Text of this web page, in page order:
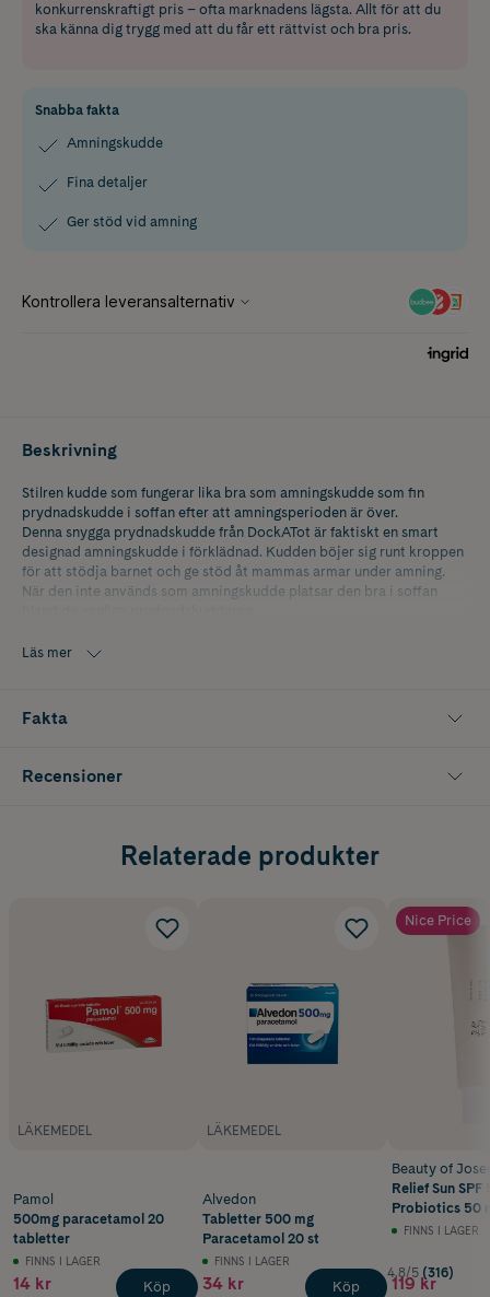
konkurrenskraftigt pris – ofta marknadens lägsta. Allt för att du
ska känna dig trygg med att du får ett rättvist och bra pris.
Snabba fakta
Amningskudde
Fina detaljer
Ger stöd vid amning
Beskrivning
Stilren kudde som fungerar lika bra som amningskudde som fin
prydnadskudde i soffan efter att amningsperioden är över.
Denna snygga prydnadskudde från DockATot är faktiskt en smart
designad amningskudde i förklädnad. Kudden böjer sig runt kroppen
för att stödja barnet och ge stöd åt mammas armar under amning.
När den inte används som amningskudde platsar den bra i soffan
Ger mamma och barn bra stöd vid amning
Egenskaper
Dold dragkedja
Test & certifiering
REACH-kompatibel för kemikaliesäkerhet
Uppfyller eller överträffar produktsäkerhetsföreskrifter för barn
Testad för överensstämmelse med California Proposition 65
Testad enligt flera tygprestandastandarder
Läs mer
Fakta
Recensioner
Relaterade produkter
LÄKEMEDEL
Pamol
500mg paracetamol 20
tabletter
FINNS I LAGER
14 kr Köp
LÄKEMEDEL
Alvedon
Tabletter 500 mg
Paracetamol 20 st
FINNS I LAGER
34 kr Köp
Nice Price
Beauty of
Relief Sun SPF
Probiotics 50
FINNS I LAGER
4.8/5 (316)
119 kr